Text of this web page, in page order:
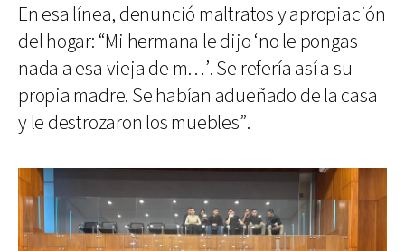
En esa línea, denunció maltratos y apropiación
del hogar: “Mi hermana le dijo ‘no le pongas
nada a esa vieja de m…’. Se refería así a su
propia madre. Se habían adueñado de la casa
y le destrozaron los muebles”.